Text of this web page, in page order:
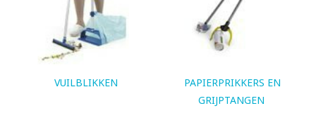
VUILBLIKKEN
PAPIERPRIKKERS EN
GRIJPTANGEN